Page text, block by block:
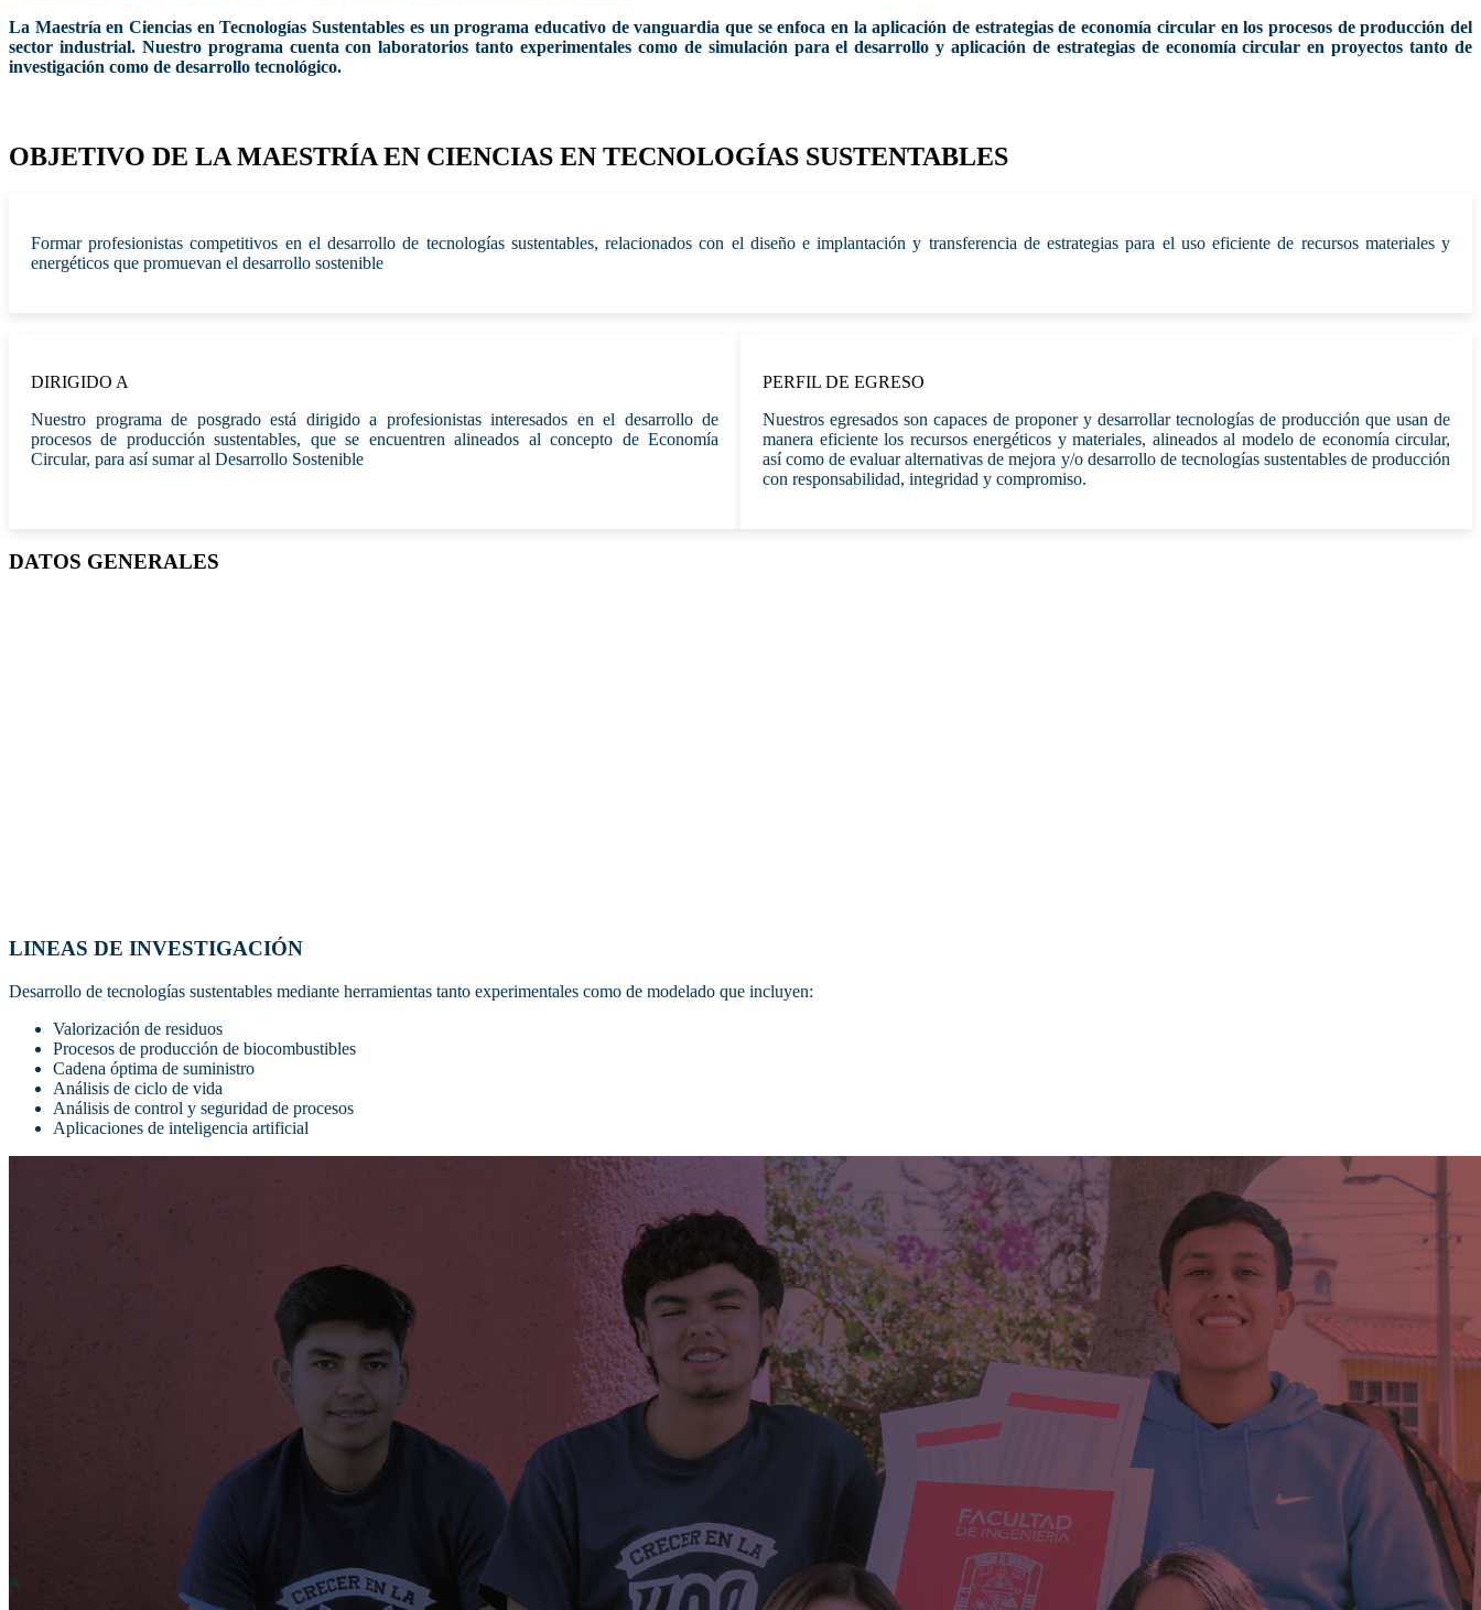
La Maestría en Ciencias en Tecnologías Sustentables es un programa educativo de vanguardia que se enfoca en la aplicación de estrategias de economía circular en los procesos de producción del
sector industrial. Nuestro programa cuenta con laboratorios tanto experimentales como de simulación para el desarrollo y aplicación de estrategias de economía circular en proyectos tanto de
investigación como de desarrollo tecnológico.
OBJETIVO DE LA MAESTRÍA EN CIENCIAS EN TECNOLOGÍAS SUSTENTABLES
Formar profesionistas competitivos en el desarrollo de tecnologías sustentables, relacionados con el diseño e implantación y transferencia de estrategias para el uso eficiente de recursos materiales y
energéticos que promuevan el desarrollo sostenible
DIRIGIDO A
Nuestro programa de posgrado está dirigido a profesionistas interesados en el desarrollo de
procesos de producción sustentables, que se encuentren alineados al concepto de Economía
Circular, para así sumar al Desarrollo Sostenible
PERFIL DE EGRESO
Nuestros egresados son capaces de proponer y desarrollar tecnologías de producción que usan de
manera eficiente los recursos energéticos y materiales, alineados al modelo de economía circular,
así como de evaluar alternativas de mejora y/o desarrollo de tecnologías sustentables de producción
con responsabilidad, integridad y compromiso.
DATOS GENERALES
LINEAS DE INVESTIGACIÓN
Desarrollo de tecnologías sustentables mediante herramientas tanto experimentales como de modelado que incluyen:
Valorización de residuos
Procesos de producción de biocombustibles
Cadena óptima de suministro
Análisis de ciclo de vida
Análisis de control y seguridad de procesos
Aplicaciones de inteligencia artificial